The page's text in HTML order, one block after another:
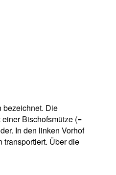
bezeichnet. Die
Bischofsmütze (=
In den linken Vorhof
transportiert. Über die